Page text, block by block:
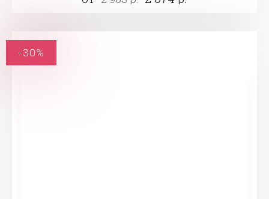
-30%